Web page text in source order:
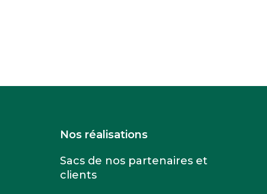
Nos réalisations
Sacs de nos partenaires et
clients